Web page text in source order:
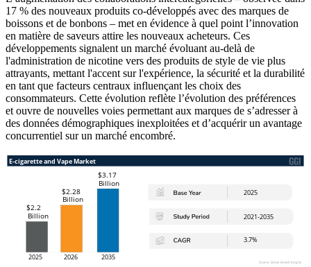
17 % des nouveaux produits co-développés avec des marques de
boissons et de bonbons – met en évidence à quel point l’innovation
en matière de saveurs attire les nouveaux acheteurs. Ces
développements signalent un marché évoluant au-delà de
l'administration de nicotine vers des produits de style de vie plus
attrayants, mettant l'accent sur l'expérience, la sécurité et la durabilité
en tant que facteurs centraux influençant les choix des
consommateurs. Cette évolution reflète l’évolution des préférences
et ouvre de nouvelles voies permettant aux marques de s’adresser à
des données démographiques inexploitées et d’acquérir un avantage
concurrentiel sur un marché encombré.